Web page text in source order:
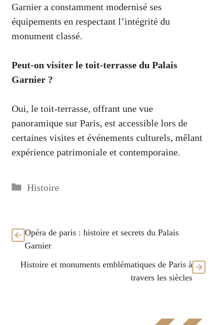
Garnier a constamment modernisé ses
équipements en respectant l’intégrité du
monument classé.
Peut-on visiter le toit-terrasse du Palais
Garnier ?
Oui, le toit-terrasse, offrant une vue
panoramique sur Paris, est accessible lors de
certaines visites et événements culturels, mêlant
expérience patrimoniale et contemporaine.
Catégories
Histoire
Opéra de paris : histoire et secrets du Palais
Garnier
Histoire et monuments emblématiques de Paris à
travers les siècles